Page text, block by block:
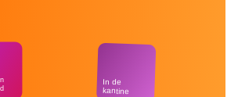
In de
kantine